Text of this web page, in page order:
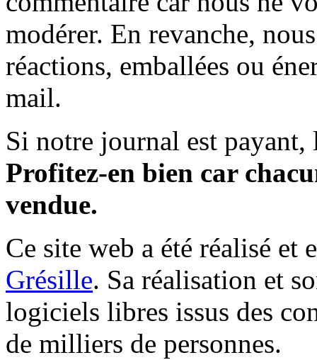
modérer. En revanche,
réactions, emballées ou
mail.
Si notre journal est payant,
Profitez-en bien car
vendue.
Ce site web a été réalisé et
Grésille. Sa réalisation et
logiciels libres issus des
de milliers de personnes.